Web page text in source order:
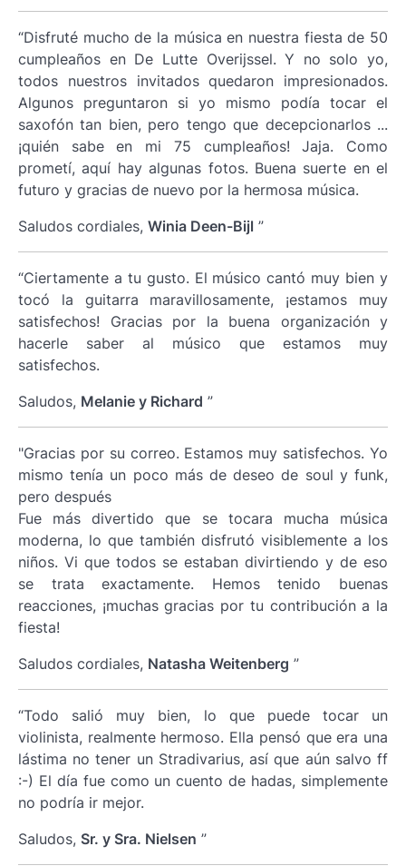
“Disfruté mucho de la música en nuestra fiesta de 50
cumpleaños en De Lutte Overijssel. Y no solo yo,
todos nuestros invitados quedaron impresionados.
Algunos preguntaron si yo mismo podía tocar el
saxofón tan bien, pero tengo que decepcionarlos ...
¡quién sabe en mi 75 cumpleaños! Jaja. Como
prometí, aquí hay algunas fotos. Buena suerte en el
futuro y gracias de nuevo por la hermosa música.
Saludos cordiales, Winia Deen-Bijl ”
“Ciertamente a tu gusto. El músico cantó muy bien y
tocó la guitarra maravillosamente, ¡estamos muy
satisfechos! Gracias por la buena organización y
hacerle saber al músico que estamos muy
satisfechos.
Saludos, Melanie y Richard ”
"Gracias por su correo. Estamos muy satisfechos. Yo
mismo tenía un poco más de deseo de soul y funk,
pero después
Fue más divertido que se tocara mucha música
moderna, lo que también disfrutó visiblemente a los
niños. Vi que todos se estaban divirtiendo y de eso
se trata exactamente. Hemos tenido buenas
reacciones, ¡muchas gracias por tu contribución a la
fiesta!
Saludos cordiales, Natasha Weitenberg ”
“Todo salió muy bien, lo que puede tocar un
violinista, realmente hermoso. Ella pensó que era una
lástima no tener un Stradivarius, así que aún salvo ff
:-) El día fue como un cuento de hadas, simplemente
no podría ir mejor.
Saludos, Sr. y Sra. Nielsen ”